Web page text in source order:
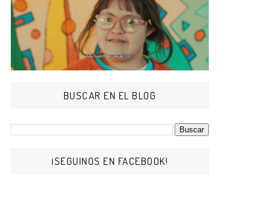
BUSCAR EN EL BLOG
¡SEGUINOS EN FACEBOOK!